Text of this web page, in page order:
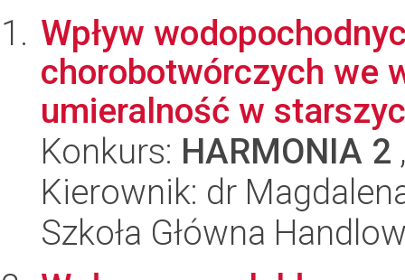
Wpływ
chorobotwórczych we
umieralność w
Konkurs: HARMONIA 2
Kierownik: dr
Szkoła Główna